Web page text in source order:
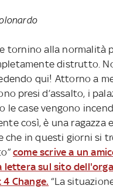
tornino alla normalità
distrutto.
qui! Attorno a
presi d’assalto, i
le case vengono
così, è una ragazza
che in questi giorni si
come scrive a un
lettera sul sito
Change. “La